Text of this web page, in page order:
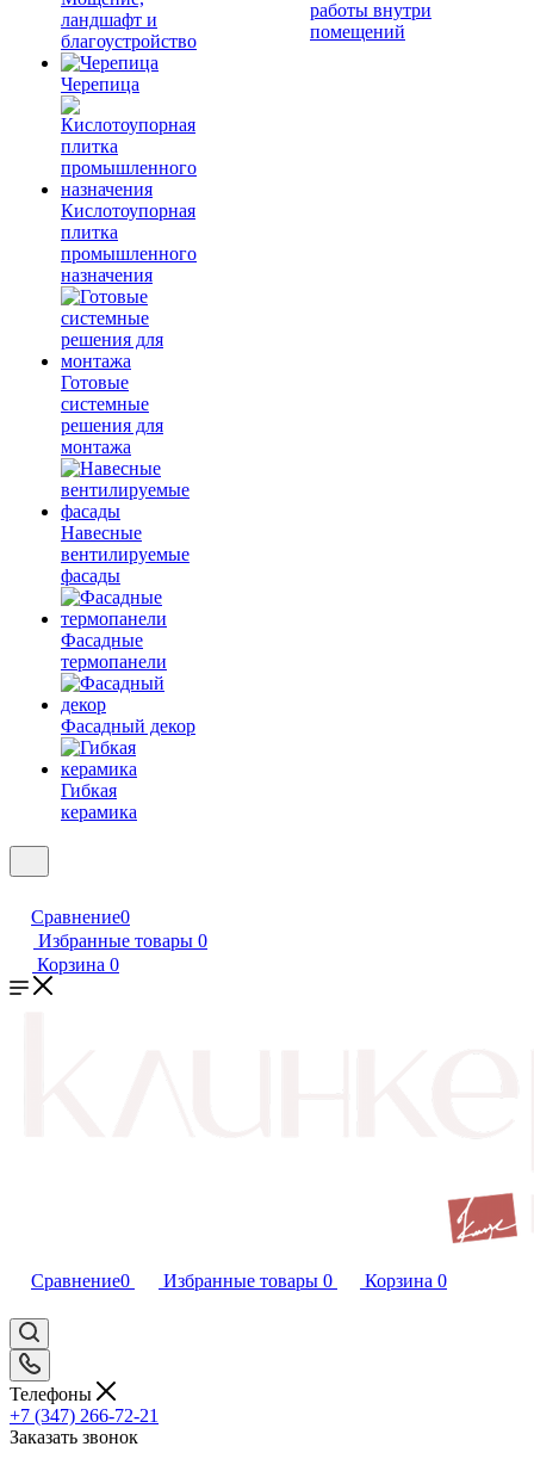
ландшафт и
благоустройство
Черепица
Кислотоупорная
плитка
промышленного
назначения
Готовые
системные
решения для
монтажа
Навесные
вентилируемые
фасады
Фасадные
термопанели
Фасадный декор
Гибкая
керамика
работы внутри
помещений
Сравнение0
Избранные товары 0
Корзина 0
Сравнение0 Избранные товары 0 Корзина 0
Телефоны
+7 (347) 266-72-21
Заказать звонок